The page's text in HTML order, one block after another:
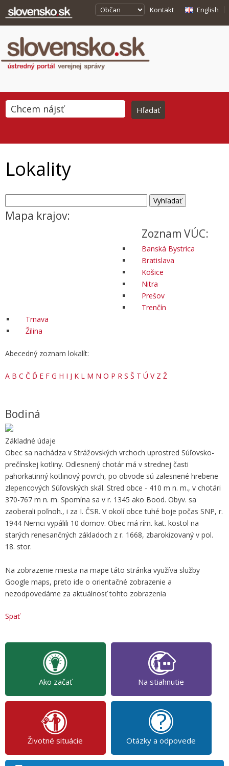
Kontakt English
Lokality
Mapa krajov:
Zoznam VÚC:
Banská Bystrica
Bratislava
Košice
Nitra
Prešov
Trenčín
Trnava
Žilina
Abecedný zoznam lokalít:
A B C Č Ď E F G H I J K L M N O P R S Š T Ú V Z Ž
Bodiná
Základné údaje
Obec sa nachádza v Strážovských vrchoch uprostred Súľovsko-
prečínskej kotliny. Odlesnený chotár má v strednej časti
pahorkatinný kotlinový povrch, po obvode sú zalesnené hrebene
zlepencových Súľovských skál. Stred obce - 410 m n. m., v chotári
370-767 m n. m. Spomína sa v r. 1345 ako Bood. Obyv. sa
zaoberali poľnoh., i za I. ČSR. V okolí obce tuhé boje počas SNP, r.
1944 Nemci vypálili 10 domov. Obec má rím. kat. kostol na
starých renesančných základoch z r. 1668, zbarokizovaný v pol.
18. stor.
Na zobrazenie miesta na mape táto stránka využíva služby
Google maps, preto ide o orientačné zobrazenie a
nezodpovedáme za aktuálnosť tohto zobrazenia
Späť
Ako začať Na stiahnutie
Životné situácie Otázky a odpovede